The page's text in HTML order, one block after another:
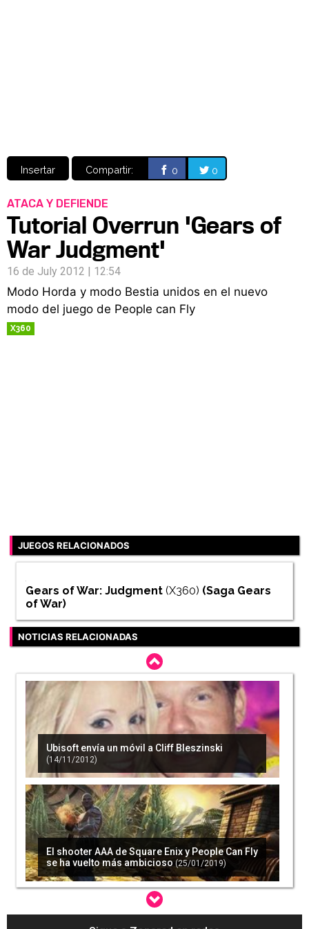
Insertar Compartir: 0 0
ATACA Y DEFIENDE
Tutorial Overrun 'Gears of
War Judgment'
16 de July 2012 | 12:54
Modo Horda y modo Bestia unidos en el nuevo
modo del juego de People can Fly
X360
JUEGOS RELACIONADOS
Gears of War: Judgment (X360) (Saga Gears
of War)
NOTICIAS RELACIONADAS
Ubisoft envía un móvil a Cliff Bleszinski
(14/11/2012)
El shooter AAA de Square Enix y People Can Fly
se ha vuelto más ambicioso (25/01/2019)